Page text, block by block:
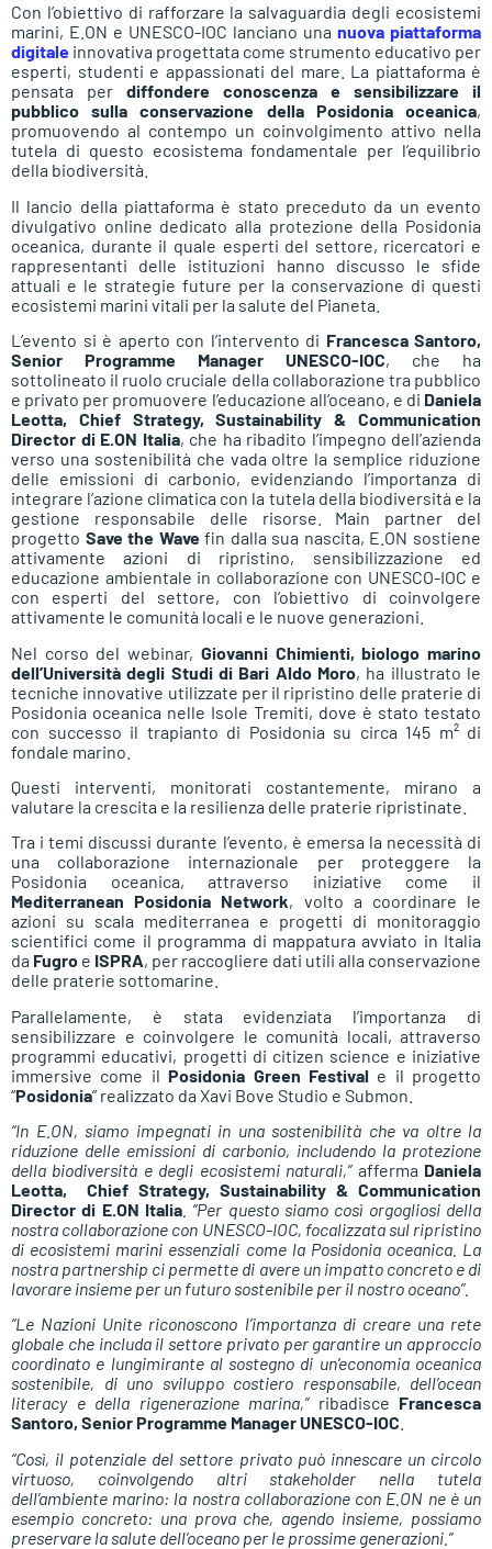
Con l’obiettivo di rafforzare la salvaguardia degli ecosistemi
marini, E.ON e UNESCO-IOC lanciano una nuova piattaforma
digitale innovativa progettata come strumento educativo per
esperti, studenti e appassionati del mare. La piattaforma è
pensata per diffondere conoscenza e sensibilizzare il
pubblico sulla conservazione della Posidonia oceanica,
promuovendo al contempo un coinvolgimento attivo nella
tutela di questo ecosistema fondamentale per l’equilibrio
della biodiversità.
Il lancio della piattaforma è stato preceduto da un evento
divulgativo online dedicato alla protezione della Posidonia
oceanica, durante il quale esperti del settore, ricercatori e
rappresentanti delle istituzioni hanno discusso le sfide
attuali e le strategie future per la conservazione di questi
ecosistemi marini vitali per la salute del Pianeta.
L’evento si è aperto con l’intervento di Francesca Santoro,
Senior Programme Manager UNESCO-IOC, che ha
sottolineato il ruolo cruciale della collaborazione tra pubblico
e privato per promuovere l’educazione all’oceano, e di Daniela
Leotta, Chief Strategy, Sustainability & Communication
Director di E.ON Italia, che ha ribadito l’impegno dell’azienda
verso una sostenibilità che vada oltre la semplice riduzione
delle emissioni di carbonio, evidenziando l’importanza di
integrare l’azione climatica con la tutela della biodiversità e la
gestione responsabile delle risorse. Main partner del
progetto Save the Wavefin dalla sua nascita, E.ON sostiene
attivamente azioni di ripristino, sensibilizzazione ed
educazione ambientale in collaborazione con UNESCO-IOC e
con esperti del settore, con l’obiettivo di coinvolgere
attivamente le comunità locali e le nuove generazioni.
Nel corso del webinar, Giovanni Chimienti, biologo marino
dell’Università degli Studi di Bari Aldo Moro, ha illustrato le
tecniche innovative utilizzate per il ripristino delle praterie di
Posidonia oceanica nelle Isole Tremiti, dove è stato testato
con successo il trapianto di Posidonia su circa 145 m² di
fondale marino.
Questi interventi, monitorati costantemente, mirano a
valutare la crescita e la resilienza delle praterie ripristinate.
Tra i temi discussi durante l’evento, è emersa la necessità di
una collaborazione internazionale per proteggere la
Posidonia oceanica, attraverso iniziative come il
Mediterranean Posidonia Network, volto a coordinare le
azioni su scala mediterranea e progetti di monitoraggio
scientifici come il programma di mappatura avviato in Italia
da Fugro e ISPRA, per raccogliere dati utili alla conservazione
delle praterie sottomarine.
Parallelamente, è stata evidenziata l’importanza di
sensibilizzare e coinvolgere le comunità locali, attraverso
programmi educativi, progetti di citizen science e iniziative
immersive come ilPosidonia Green Festival e il progetto
“Posidonia” realizzato da Xavi Bove Studio e Submon.
“In E.ON, siamo impegnati in una sostenibilità che va oltre la
riduzione delle emissioni di carbonio, includendo la protezione
della biodiversità e degli ecosistemi naturali,” afferma Daniela
Leotta, Chief Strategy, Sustainability & Communication
Director di E.ON Italia . “Per questo siamo così orgogliosi della
nostra collaborazione con UNESCO-IOC, focalizzata sul ripristino
di ecosistemi marini essenziali come la Posidonia oceanica. La
nostra partnership ci permette di avere un impatto concreto e di
lavorare insieme per un futuro sostenibile per il nostro oceano”.
“Le Nazioni Unite riconoscono l’importanza di creare una rete
globale che includa il settore privato per garantire un approccio
coordinato e lungimirante al sostegno di un’economia oceanica
sostenibile, di uno sviluppo costiero responsabile, dell’ocean
literacy e della rigenerazione marina,” ribadisce Francesca
Santoro, Senior Programme Manager UNESCO-IOC
“Così, il potenziale del settore privato può innescare un circolo
virtuoso, coinvolgendo altri stakeholder nella tutela
dell’ambiente marino: la nostra collaborazione con E.ON ne è un
esempio concreto: una prova che, agendo insieme, possiamo
preservare la salute dell’oceano per le prossime generazioni.”